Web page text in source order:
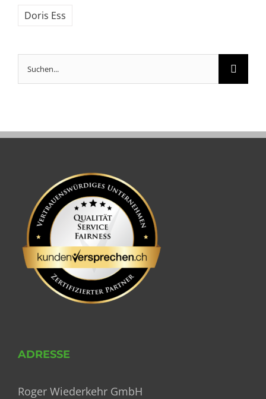
Doris Ess
Suche
ADRESSE
Roger Wiederkehr GmbH